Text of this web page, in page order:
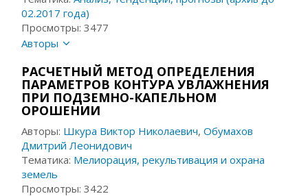
02.2017 года)
Просмотры: 3477
Авторы
РАСЧЕТНЫЙ МЕТОД ОПРЕДЕЛЕНИЯ
ПАРАМЕТРОВ КОНТУРА УВЛАЖНЕНИЯ
ПРИ ПОДЗЕМНО-КАПЕЛЬНОМ
ОРОШЕНИИ
Авторы: Шкура Виктор Николаевич,Обумахов
Дмитрий Леонидович
Тематика: Мелиорация, рекультивация и охрана
земель
Просмотры: 3422